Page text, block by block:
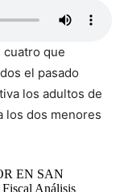
cuatro que
el pasado
los adultos de
los dos menores
EN SAN
Análisis